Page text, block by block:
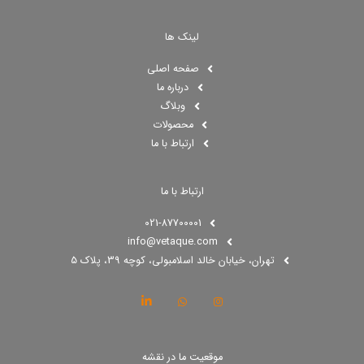
لینک ها
صفحه اصلی
درباره ما
وبلاگ
محصولات
ارتباط با ما
ارتباط با ما
021-87700001
info@vetaque.com​
تهران، خیابان خالد اسلامبولی، کوچه 39، پلاک 5
موقعیت ما در نقشه